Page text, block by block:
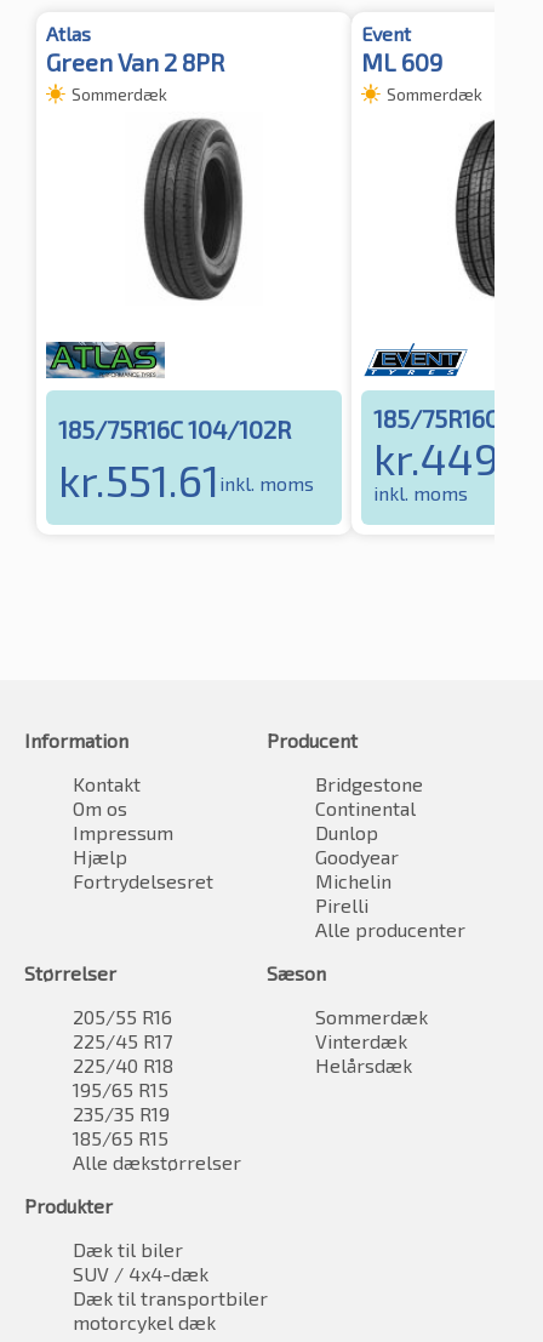
Atlas
Green Van 2 8PR
Sommerdæk
185/75R16C 104/102R
kr.551.61 inkl. moms
Event
ML 609
Sommerdæk
185/75R16C
kr.
inkl. moms
Information
Kontakt
Om os
Impressum
Hjælp
Fortrydelsesret
Producent
Bridgestone
Continental
Dunlop
Goodyear
Michelin
Pirelli
Alle producenter
Størrelser
205/55 R16
225/45 R17
225/40 R18
195/65 R15
235/35 R19
185/65 R15
Alle dækstørrelser
Sæson
Sommerdæk
Vinterdæk
Helårsdæk
Produkter
Dæk til biler
SUV / 4x4-dæk
Dæk til transportbiler
motorcykel dæk